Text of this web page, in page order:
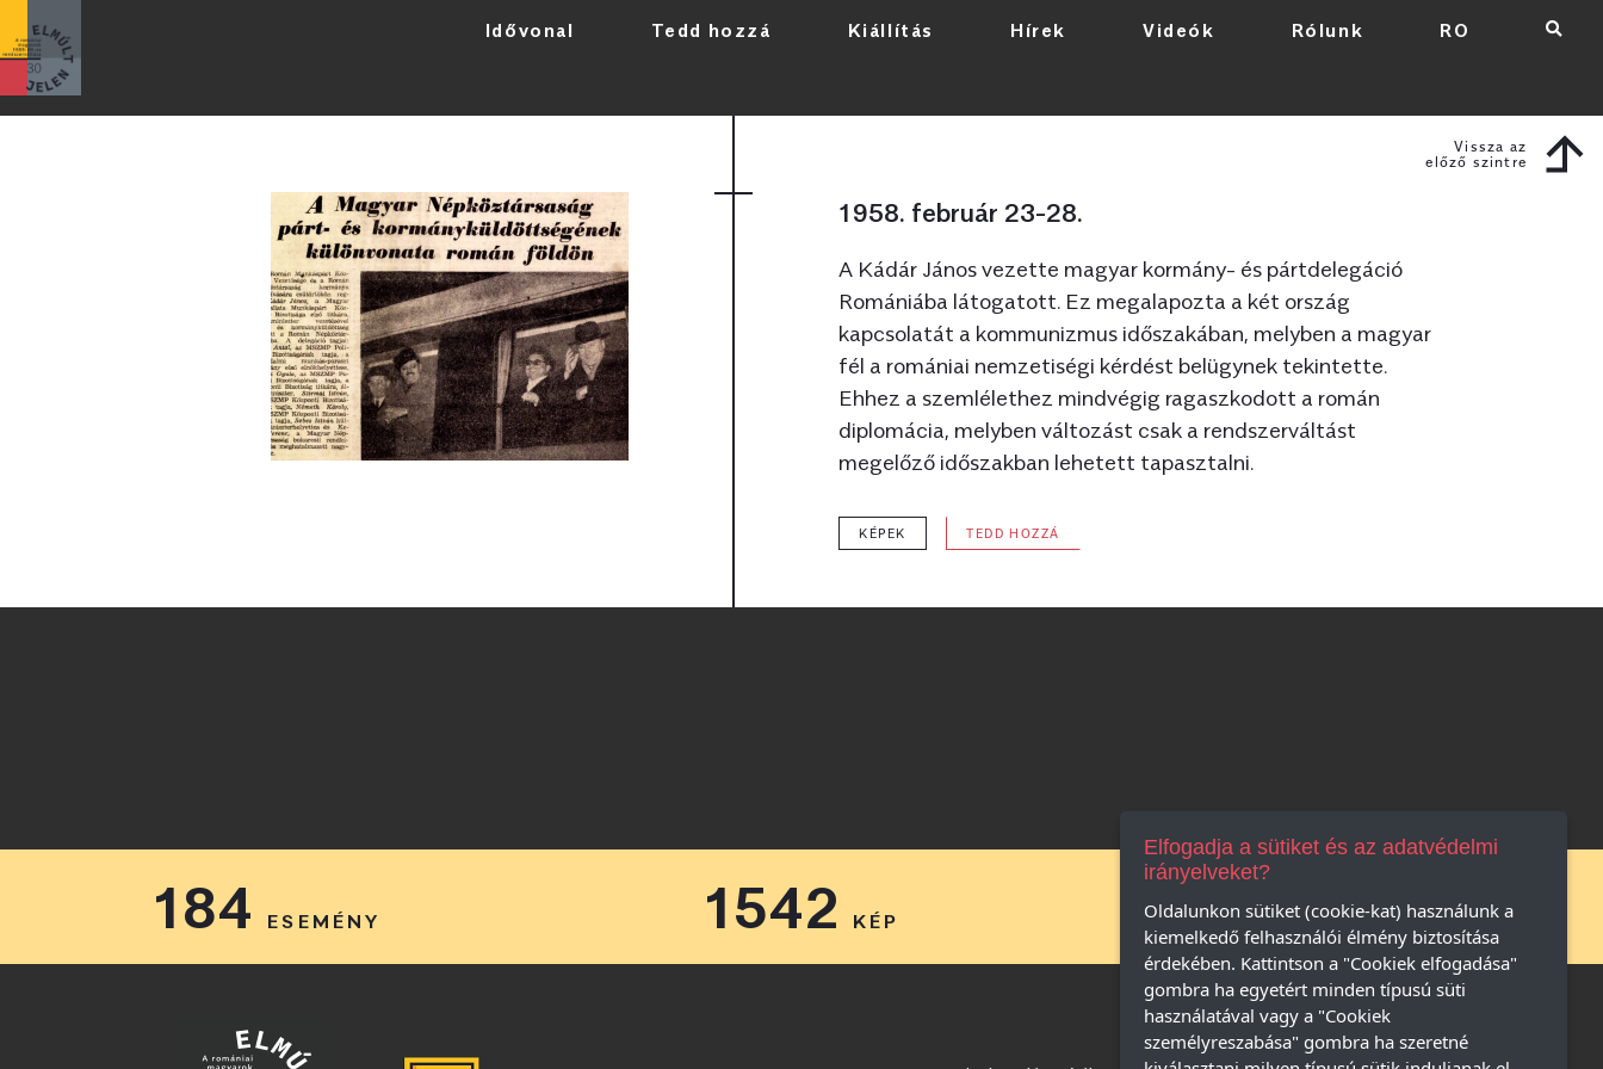
Idővonal Tedd hozzá Kiállítás Hírek Videók Rólunk RO
Vissza az
előző szintre
1958. február 23-28.
A Kádár János vezette magyar kormány- és pártdelegáció
Romániába látogatott. Ez megalapozta a két ország
kapcsolatát a kommunizmus időszakában, melyben a magyar
fél a romániai nemzetiségi kérdést belügynek tekintette.
Ehhez a szemlélethez mindvégig ragaszkodott a román
diplomácia, melyben változást csak a rendszerváltást
megelőző időszakban lehetett tapasztalni.
KÉPEK TEDD HOZZÁ
184 ESEMÉNY 1542 KÉP 19 EMLÉK
Elfogadja a sütiket és az adatvédelmi
irányelveket?
Oldalunkon sütiket (cookie-kat) használunk a
kiemelkedő felhasználói élmény biztosítása
érdekében. Kattintson a "Cookiek elfogadása"
gombra ha egyetért minden típusú süti
használatával vagy a "Cookiek
személyreszabása" gombra ha szeretné